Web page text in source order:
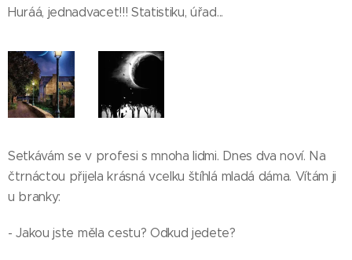
Huráá, jednadvacet!!! Statistiku, úřad...
Setkávám se v profesi s mnoha lidmi. Dnes dva noví. Na
čtrnáctou přijela krásná vcelku štíhlá mladá dáma. Vítám ji
u branky:
- Jakou jste měla cestu? Odkud jedete?